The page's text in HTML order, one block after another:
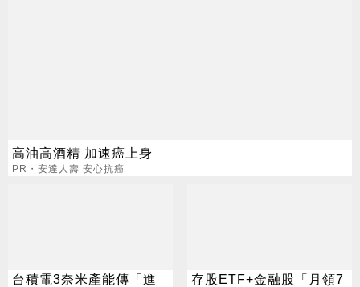
高油高酒精 加速癌上身
PR・安達人壽 安心抗癌
台積電3奈米產能傳「進
存股ETF+金融股「月領7